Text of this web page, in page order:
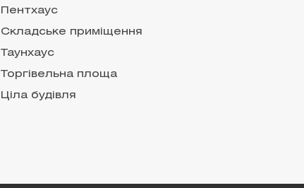
Пентхаус
Складське приміщення
Таунхаус
Торгівельна площа
Ціла будівля